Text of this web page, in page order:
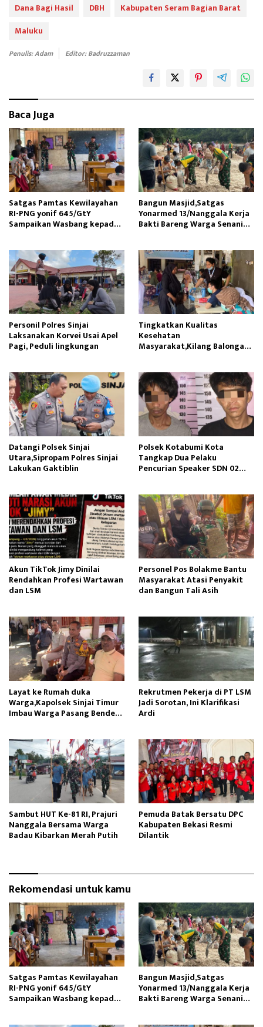
b
oo
k
to
o
n
ail e
Dana Bagi Hasil DBH
Kabupaten Seram Bagian Barat
Maluku
Penulis: Adam Editor: Badruzzaman
Baca Juga
Satgas Pamtas Kewilayahan
RI-PNG yonif 645/GtY
Sampaikan Wasbang kepada
Bangun Masjid,Satgas
Yonarmed 13/Nanggala Kerja
Bakti Bareng Warga Senaning
Personil Polres Sinjai
Laksanakan Korvei Usai Apel
Pagi, Peduli lingkungan
Tingkatkan Kualitas
Kesehatan
Masyarakat,Kilang Balongan
Datangi Polsek Sinjai
Utara,Sipropam Polres Sinjai
Lakukan Gaktiblin
Polsek Kotabumi Kota
Tangkap Dua Pelaku
Pencurian Speaker SDN 02
Akun TikTok Jimy Dinilai
Rendahkan Profesi Wartawan
dan LSM
Personel Pos Bolakme Bantu
Masyarakat Atasi Penyakit
dan Bangun Tali Asih
Layat ke Rumah duka
Warga,Kapolsek Sinjai Timur
Imbau Warga Pasang Bendera
Rekrutmen Pekerja di PT LSM
Jadi Sorotan, Ini Klarifikasi
Ardi
Sambut HUT Ke-81 RI, Prajuri
Nanggala Bersama Warga
Badau Kibarkan Merah Putih
Pemuda Batak Bersatu DPC
Kabupaten Bekasi Resmi
Dilantik
Rekomendasi untuk kamu
Satgas Pamtas Kewilayahan
RI-PNG yonif 645/GtY
Sampaikan Wasbang kepada
Bangun Masjid,Satgas
Yonarmed 13/Nanggala Kerja
Bakti Bareng Warga Senaning